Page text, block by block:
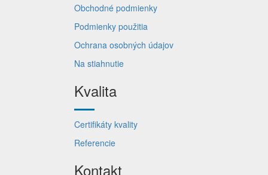
Obchodné podmienky
Podmienky použitia
Ochrana osobných údajov
Na stiahnutie
Kvalita
Certifikáty kvality
Referencie
Kontakt